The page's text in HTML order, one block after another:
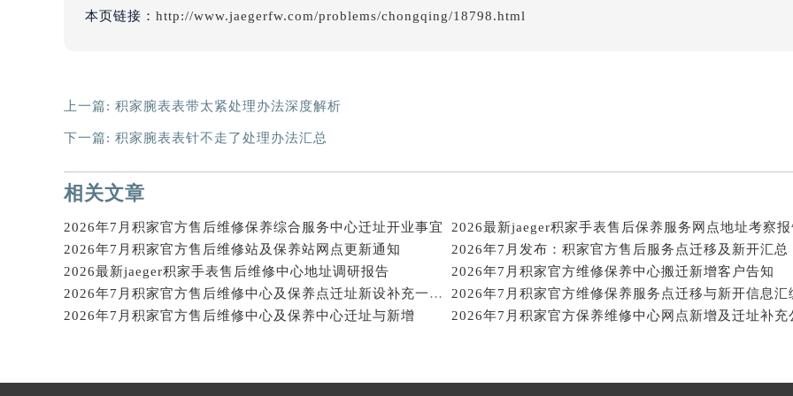
辽宁省沈阳市沈河区中街路137号亨得利名表维修授权店1楼积家售后服务中心（需提前预约）
河北省保定市竞秀区朝阳北大街北国先天下积家售后服务中心（需提前预约）
内蒙古自治区阿拉善盟市左旗土尔扈特大街积家售后服务中心（需提前预约）
内蒙古自治区鄂尔多斯市东胜区伊金霍洛街积家售后服务中心（需提前预约）
内蒙古自治区呼伦贝尔市海拉尔区中央街积家售后服务中心（需提前预约）
内蒙古自治区通辽市科尔沁区明仁大街积家售后服务中心（需提前预约）
内蒙古自治区乌海市海勃湾区人民南路积家售后服务中心（需提前预约）
内蒙古自治区兴安盟市乌兰浩特市兴安大街积家售后服务中心（需提前预约）
本页链接： http://www.jaegerfw.com/problems/chongqing/18798.html
上一篇: 积家腕表表带太紧处理办法深度解析
下一篇: 积家腕表表针不走了处理办法汇总
相关文章
2026年7月积家官方售后维修保养综合服务中心迁址开业事宜
2026最新jaeger积家手表售后保养服务网点地址考察报
2026年7月积家官方售后维修站及保养站网点更新通知
2026年7月发布：积家官方售后服务点迁移及新开汇总
2026最新jaeger积家手表售后维修中心地址调研报告
2026年7月积家官方维修保养中心搬迁新增客户告知
2026年7月积家官方售后维修中心及保养点迁址新设补充一览表文件正式公开
2026年7月积家官方维修保养服务点迁移与新开信息汇
2026年7月积家官方售后维修中心及保养中心迁址与新增